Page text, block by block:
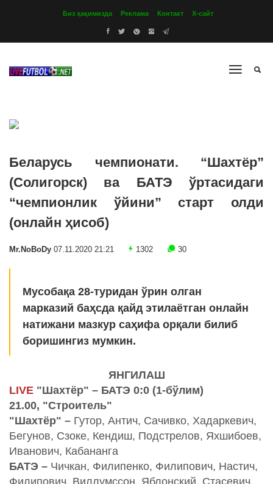
Биз ҳақимизда Реклама Контакт Х-сайт
Беларусь чемпионати. “Шахтёр”
(Солигорск) ва БАТЭ ўртасидаги
“чемпионлик ўйини” старт олди
(онлайн ҳисоб)
Mr.NoBoDy 07.11.2020 21:21 1302 30
Мусобақа 28-туридан ўрин олган
марказий баҳсда қайд этилаётган онлайн
натижани мазкур саҳифа орқали билиб
боришингиз мумкин.
ЯНГИЛАШ
LIVE "Шахтёр" – БАТЭ 0:0 (1-бўлим)
21.00, "Строитель"
"Шахтёр" – Гутор, Антич, Сачивко, Хадаркевич,
Бегунов, Сзоке, Кендиш, Подстрелов, Яхшибоев,
Иванович, Кабананга
БАТЭ – Чичкан, Филипенко, Филипович, Настич,